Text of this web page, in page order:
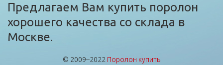
Предлагаем Вам купить поролон
хорошего качества со склада в
Москве.
© 2009–2022 Поролон купить